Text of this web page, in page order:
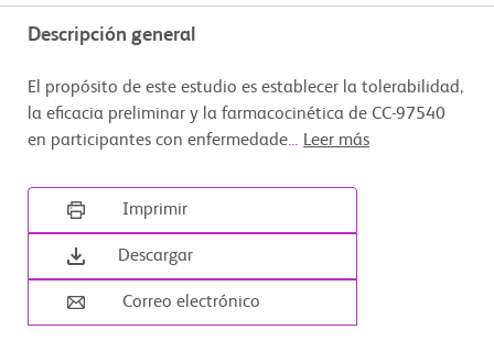
Descripción general
El propósito de este estudio es establecer la tolerabilidad,
la eficacia preliminar y la farmacocinética de CC-97540
en participantes con enfermedade... Leer más
Imprimir
Descargar
Correo electrónico